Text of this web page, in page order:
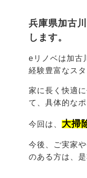
兵庫県加古
します。
eリノベは加古
経験豊富なス
家に長く快適
て、具体的な
今回は、 大掃
今後、ご実家
のある方は、